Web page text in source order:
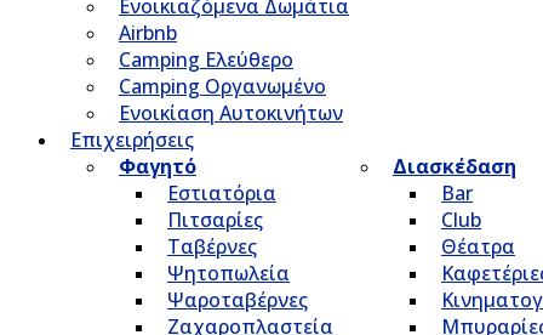
Ενοικιαζόμενα Δωμάτια
Airbnb
Camping Ελεύθερο
Camping Οργανωμένο
Ενοικίαση Αυτοκινήτων
Επιχειρήσεις
Φαγητό
Εστιατόρια
Πιτσαρίες
Ταβέρνες
Ψητοπωλεία
Ψαροταβέρνες
Ζαχαροπλαστεία
Διασκέδαση
Bar
Club
Θέατρα